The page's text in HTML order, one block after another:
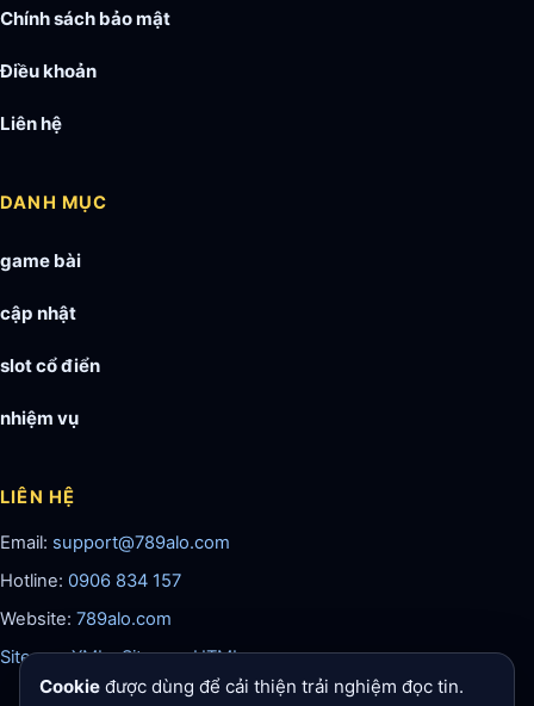
Chính sách bảo mật
Điều khoản
Liên hệ
DANH MỤC
game bài
cập nhật
slot cổ điển
nhiệm vụ
LIÊN HỆ
Email: support@789alo.com
Hotline: 0906 834 157
Website: 789alo.com
Sitemap XML·Sitemap HTML
Cookie được dùng để cải thiện trải nghiệm đọc tin.